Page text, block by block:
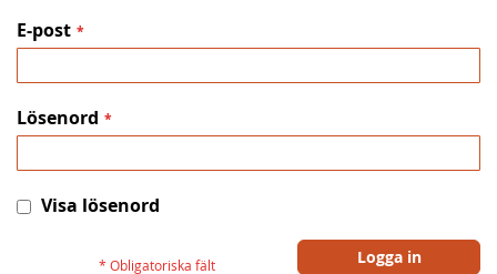
E-post
Lösenord
Visa lösenord
Logga in